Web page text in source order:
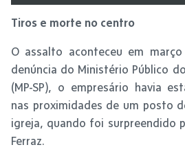
Tiros e morte no centro
O assalto aconteceu em
denúncia do Ministério Público
(MP-SP), o empresário havia
nas proximidades de um posto
igreja, quando foi surpreendido
Ferraz.